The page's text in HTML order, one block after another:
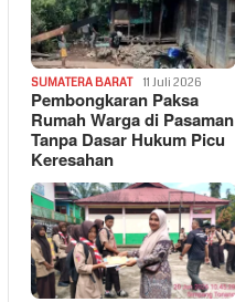
SUMATERA BARAT 11 Juli 2026
Pembongkaran Paksa
Rumah Warga di Pasaman
Tanpa Dasar Hukum Picu
Keresahan